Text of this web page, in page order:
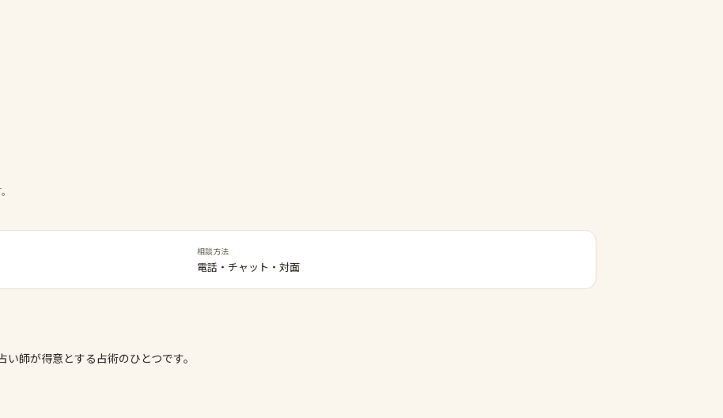
相談方法
電話・チャット・対面
師が得意とする占術のひとつです。